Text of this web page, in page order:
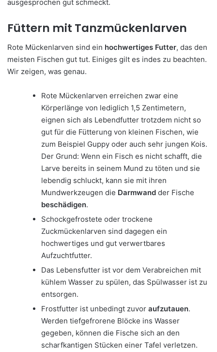
ausgesprochen gut schmeckt.
Füttern mit Tanzmückenlarven
Rote Mückenlarven sind ein hochwertiges Futter, das den
meisten Fischen gut tut. Einiges gilt es indes zu beachten.
Wir zeigen, was genau.
Rote Mückenlarven erreichen zwar eine
Körperlänge von lediglich 1,5 Zentimetern,
eignen sich als Lebendfutter trotzdem nicht so
gut für die Fütterung von kleinen Fischen, wie
zum Beispiel Guppy oder auch sehr jungen Kois.
Der Grund: Wenn ein Fisch es nicht schafft, die
Larve bereits in seinem Mund zu töten und sie
lebendig schluckt, kann sie mit ihren
Mundwerkzeugen die Darmwand der Fische
beschädigen.
Schockgefrostete oder trockene
Zuckmückenlarven sind dagegen ein
hochwertiges und gut verwertbares
Aufzuchtfutter.
Das Lebensfutter ist vor dem Verabreichen mit
kühlem Wasser zu spülen, das Spülwasser ist zu
entsorgen.
Frostfutter ist unbedingt zuvor aufzutauen.
Werden tiefgefrorene Blöcke ins Wasser
gegeben, können die Fische sich an den
scharfkantigen Stücken einer Tafel verletzen.